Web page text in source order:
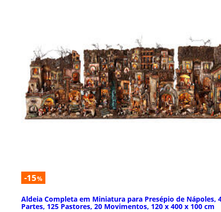
-15%
Aldeia Completa em Miniatura para Presépio de Nápoles,
Partes, 125 Pastores, 20 Movimentos, 120 x 400 x 100 cm